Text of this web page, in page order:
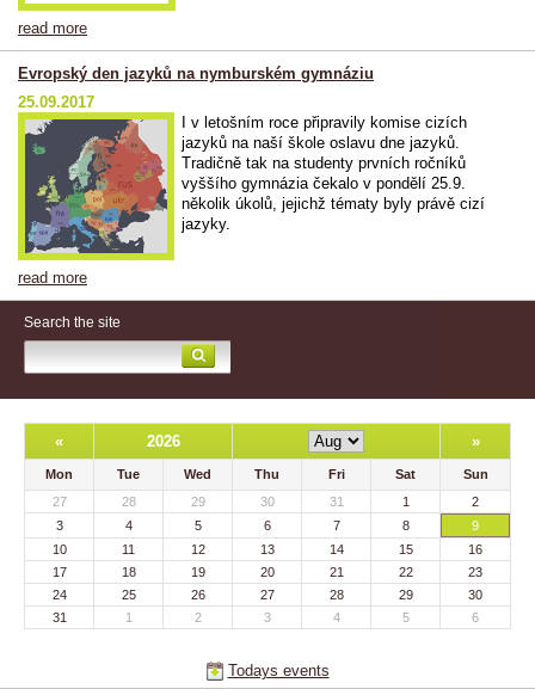
read more
Evropský den jazyků na nymburském gymnáziu
25.09.2017
I v letošním roce připravily komise cizích
jazyků na naší škole oslavu dne jazyků.
Tradičně tak na studenty prvních ročníků
vyššího gymnázia čekalo v pondělí 25.9.
několik úkolů, jejichž tématy byly právě cizí
jazyky.
read more
Search the site
« 2026 »
Mon Tue Wed Thu Fri Sat
Sun
27
28 29 30 31 1
2
3
4 5 6 7 8
9
10
11 12 13 14 15
16
17
18 19 20 21 22
23
24
25 26 27 28 29
30
31
1 2 3 4 5 6
Todays events